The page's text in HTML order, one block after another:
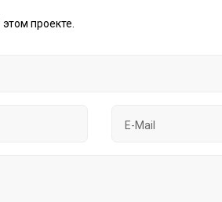
проекте.